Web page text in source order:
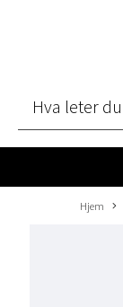
Hjem